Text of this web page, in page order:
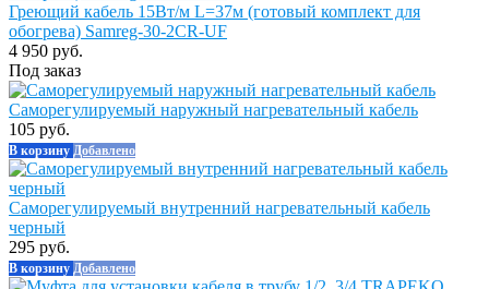
Греющий кабель 15Вт/м L=37м (готовый комплект для
обогрева) Samreg-30-2CR-UF
4 950 руб.
Под заказ
Саморегулируемый наружный нагревательный кабель
105 руб.
В корзину Добавлено
Саморегулируемый внутренний нагревательный кабель
черный
295 руб.
В корзину Добавлено